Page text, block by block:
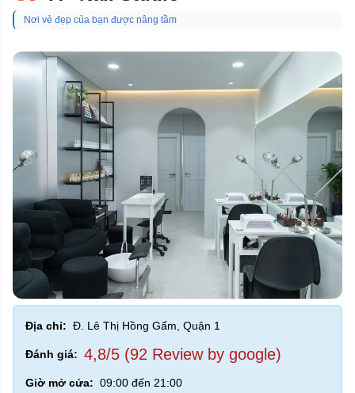
Nơi vẻ đẹp của bạn được nâng tầm
Địa chỉ: Đ. Lê Thị Hồng Gấm, Quận 1
Đánh giá: 4,8/5 (92 Review by google)
Giờ mở cửa: 09:00 đến 21:00